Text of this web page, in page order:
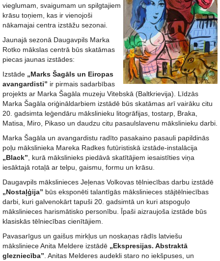
vieglumam, svaigumam un spilgtajiem
krāsu toņiem, kas ir vienojoši
nākamajai centra izstāžu sezonai.
Jaunajā sezonā Daugavpils Marka
Rotko mākslas centrā būs skatāmas
piecas jaunas izstādes:
Izstāde „Marks Šagāls un Eiropas
avangardisti” ir pirmais sadarbības
projekts ar Marka Šagāla muzeju Vitebskā (Baltkrievija). Līdzās
Marka Šagāla oriģināldarbiem izstādē būs skatāmas arī vairāku citu
20. gadsimta leģendāru mākslinieku litogrāfijas, tostarp, Braka,
Matisa, Miro, Pikaso un daudzu citu pasaulslavenu mākslinieku darbi.
Marka Šagāla un avangardistu radīto pasakaino pasauli papildinās
poļu mākslinieka Mareka Radkes futūristiskā izstāde-instalācija
„Black” , kurā mākslinieks piedāvā skatītājiem iesaistīties viņa
iesāktajā rotaļā ar telpu, gaismu, formu un krāsu.
Daugavpils mākslinieces Jeļenas Volkovas tēlniecības darbu izstādē
„Nostaļģija” būs eksponēti talantīgās mākslinieces stājtēlniecības
darbi, kuri galvenokārt tapuši 20. gadsimtā un kuri atspoguļo
mākslinieces harismātisko personību. Īpaši aizraujoša izstāde būs
klasiskās tēlniecības cienītājiem.
Pavasarīgus un gaišus mirkļus un noskaņas rādīs latviešu
māksliniece Anita Meldere izstādē „Ekspresijas. Abstraktā
glezniecība” . Anitas Melderes audekli staro no iekšpuses, un